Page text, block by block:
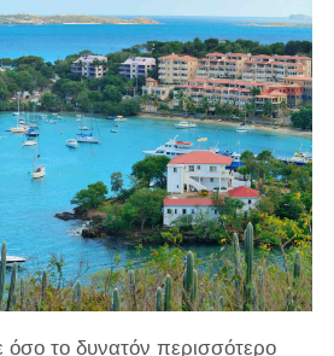
το δυνατόν περισσότερο